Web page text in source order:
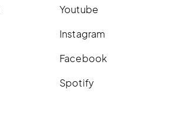
Youtube
Instagram
Facebook
Spotify